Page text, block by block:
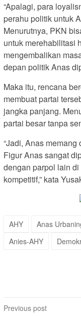
“Apalagi, para
perahu politik untuk
Menurutnya, PKN
untuk merehabilitasi
mengembalikan
depan politik Anas
Maka itu, rencana
membuat partai
jangka panjang.
partai besar tanpa
“Jadi, Anas
Figur Anas sangat
dengan parpol lain
kompetitif,” kata
AHY Anas
Anies-AHY
Post
Previous post